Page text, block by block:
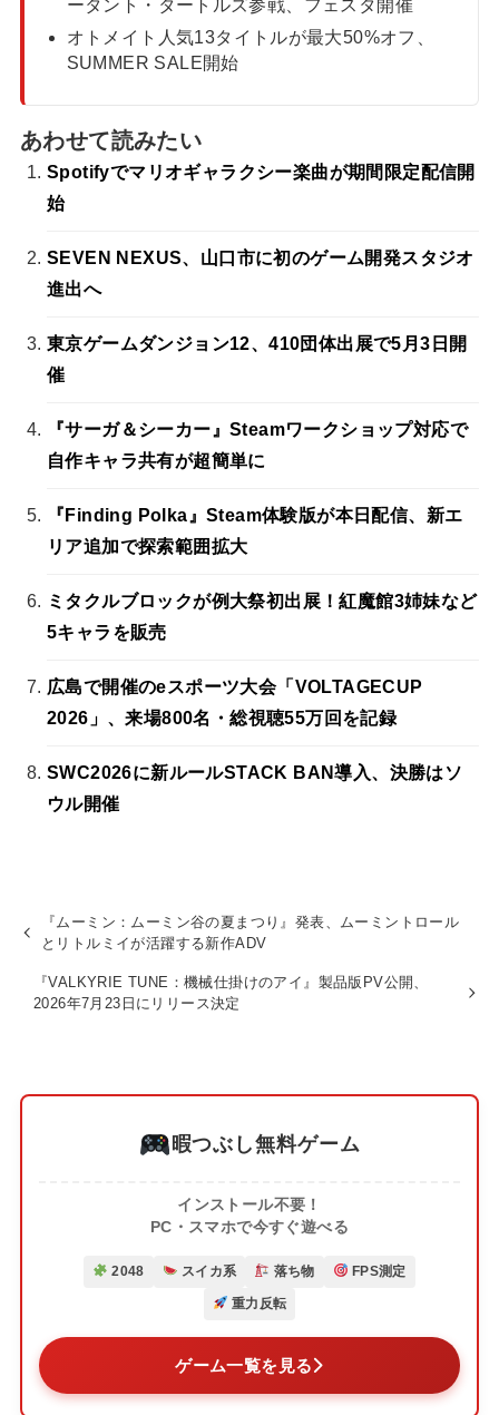
ータント・タートルズ参戦、フェスタ開催
オトメイト人気13タイトルが最大50%オフ、
SUMMER SALE開始
あわせて読みたい
Spotifyでマリオギャラクシー楽曲が期間限定配信開
始
SEVEN NEXUS、山口市に初のゲーム開発スタジオ
進出へ
東京ゲームダンジョン12、410団体出展で5月3日開
催
『サーガ＆シーカー』Steamワークショップ対応で
自作キャラ共有が超簡単に
『Finding Polka』Steam体験版が本日配信、新エ
リア追加で探索範囲拡大
ミタクルブロックが例大祭初出展！紅魔館3姉妹など
5キャラを販売
広島で開催のeスポーツ大会「VOLTAGECUP
2026」、来場800名・総視聴55万回を記録
SWC2026に新ルールSTACK BAN導入、決勝はソ
ウル開催
『ムーミン：ムーミン谷の夏まつり』発表、ムーミントロール
とリトルミイが活躍する新作ADV
『VALKYRIE TUNE：機械仕掛けのアイ』製品版PV公開、
2026年7月23日にリリース決定
暇つぶし無料ゲーム
インストール不要！
PC・スマホで今すぐ遊べる
2048 スイカ系 落ち物 FPS測定
重力反転
ゲーム一覧を見る